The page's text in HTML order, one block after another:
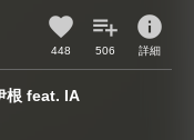
448 506
info
詳細
根 feat. IA